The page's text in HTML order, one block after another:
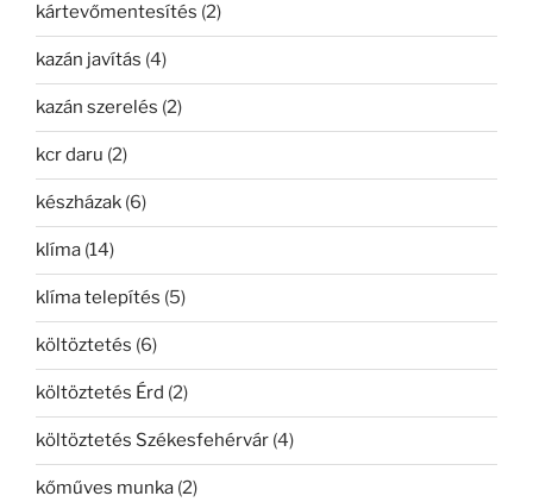
kártevőmentesítés (2)
kazán javítás (4)
kazán szerelés (2)
kcr daru (2)
készházak (6)
klíma (14)
klíma telepítés (5)
költöztetés (6)
költöztetés Érd (2)
költöztetés Székesfehérvár (4)
kőműves munka (2)